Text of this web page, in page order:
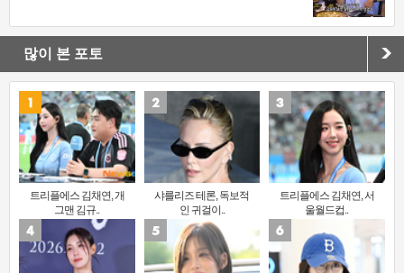
많이 본 포토
트리플에스 김채연, 개
그맨 김규..
샤를리즈 테론, 독보적
인 귀걸이..
트리플에스 김채연, 서
울월드컵..